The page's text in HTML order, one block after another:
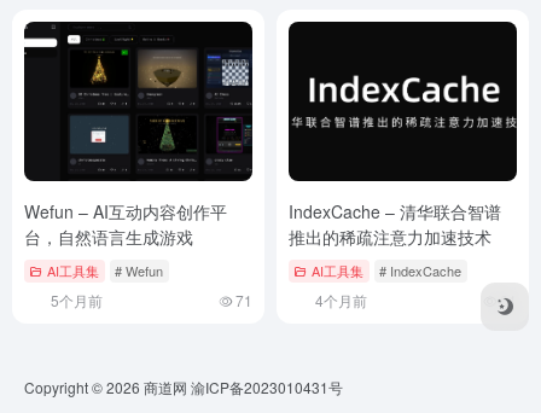
Wefun – AI互动内容创作平
台，自然语言生成游戏
AI工具集 # Wefun
5个月前 71
IndexCache – 清华联合智谱
推出的稀疏注意力加速技术
AI工具集 # IndexCache
4个月前 61
Copyright © 2026 商道网 渝ICP备2023010431号